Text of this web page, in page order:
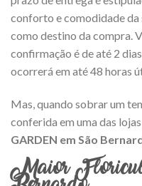
conforto e comodidade da
como destino da compra.
confirmação é de até 2
ocorrerá em até 48 horas
Mas, quando sobrar um
conferida em uma das
GARDEN em São
Maior